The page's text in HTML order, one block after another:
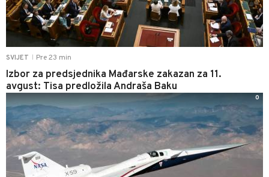
SVIJET Pre 23 min
Izbor za predsjednika Mađarske zakazan za 11.
avgust: Tisa predložila Andraša Baku
0